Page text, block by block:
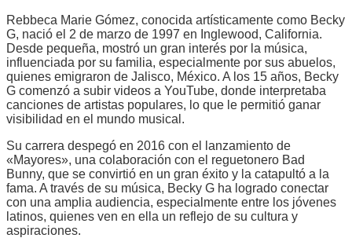
Rebbeca Marie Gómez, conocida artísticamente como Becky
G, nació el 2 de marzo de 1997 en Inglewood, California.
Desde pequeña, mostró un gran interés por la música,
influenciada por su familia, especialmente por sus abuelos,
quienes emigraron de Jalisco, México. A los 15 años, Becky
G comenzó a subir videos a YouTube, donde interpretaba
canciones de artistas populares, lo que le permitió ganar
visibilidad en el mundo musical.
Su carrera despegó en 2016 con el lanzamiento de
«Mayores», una colaboración con el reguetonero Bad
Bunny, que se convirtió en un gran éxito y la catapultó a la
fama. A través de su música, Becky G ha logrado conectar
con una amplia audiencia, especialmente entre los jóvenes
latinos, quienes ven en ella un reflejo de su cultura y
aspiraciones.